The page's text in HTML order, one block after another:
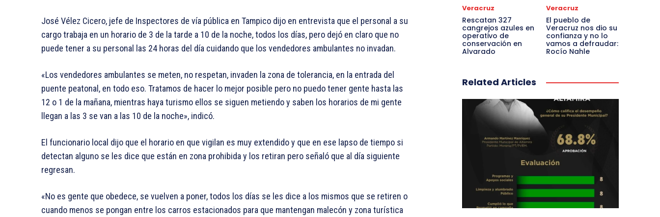
José Vélez Cicero, jefe de Inspectores de vía pública en Tampico dijo en entrevista que el personal a su
cargo trabaja en un horario de 3 de la tarde a 10 de la noche, todos los días, pero dejó en claro que no
puede tener a su personal las 24 horas del día cuidando que los vendedores ambulantes no invadan.
«Los vendedores ambulantes se meten, no respetan, invaden la zona de tolerancia, en la entrada del
puente peatonal, en todo eso. Tratamos de hacer lo mejor posible pero no puedo tener gente hasta las
12 o 1 de la mañana, mientras haya turismo ellos se siguen metiendo y saben los horarios de mi gente
llegan a las 3 se van a las 10 de la noche», indicó.
El funcionario local dijo que el horario en que vigilan es muy extendido y que en ese lapso de tiempo si
detectan alguno se les dice que están en zona prohibida y los retiran pero señaló que al día siguiente
regresan.
«No es gente que obedece, se vuelven a poner, todos los días se les dice a los mismos que se retiren o
cuando menos se pongan entre los carros estacionados para que mantengan malecón y zona turística
Veracruz
Rescatan 327
cangrejos azules en
operativo de
conservación en
Alvarado
Veracruz
El pueblo de
Veracruz nos dio su
confianza y no lo
vamos a defraudar:
Rocío Nahle
Related Articles